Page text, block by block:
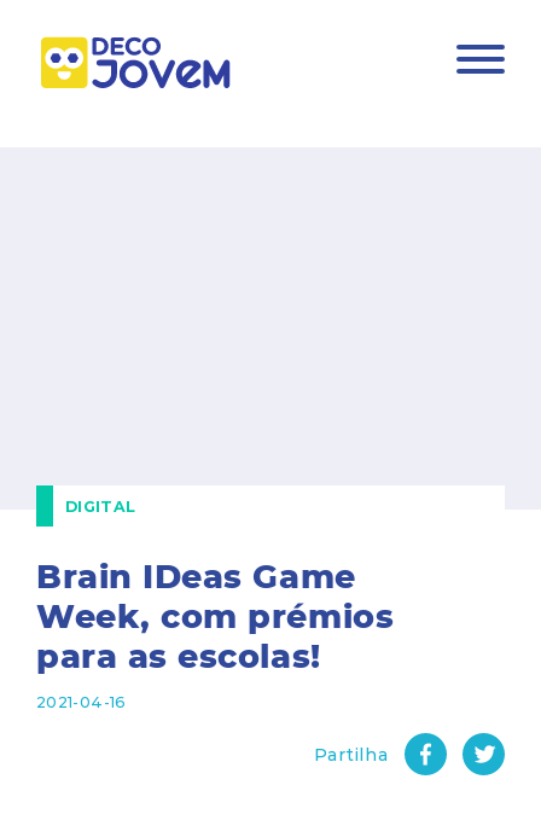
Brain IDeas Game
Week, com prémios
para as escolas!
2021-04-16
Partilha
DIGITAL